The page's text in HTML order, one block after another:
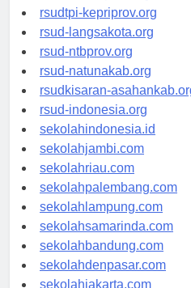
rsud-sulbarprov.org
rsudtpi-kepriprov.org
rsud-langsakota.org
rsud-ntbprov.org
rsud-natunakab.org
rsudkisaran-asahankab.org
rsud-indonesia.org
sekolahindonesia.id
sekolahjambi.com
sekolahriau.com
sekolahpalembang.com
sekolahlampung.com
sekolahsamarinda.com
sekolahbandung.com
sekolahdenpasar.com